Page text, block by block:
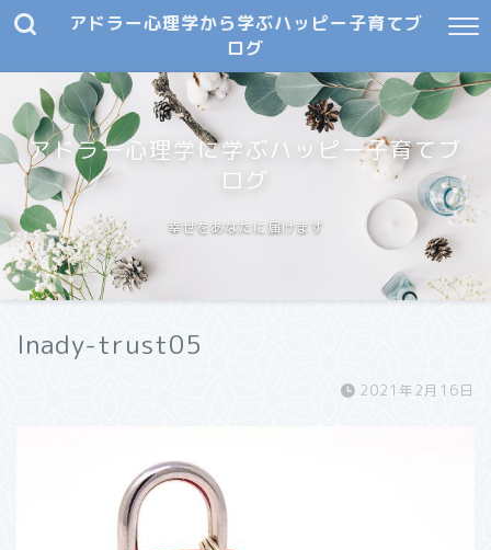
アドラー心理学から学ぶハッピー子育てブ
ログ
アドラー心理学に学ぶハッピー子育てブ
ログ
幸せをあなたに届けます
lnady-trust05
2021年2月16日